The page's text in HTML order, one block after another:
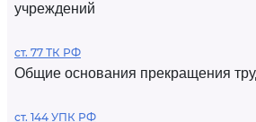
учреждений
ст. 77 ТК РФ
Общие основания прекращения
ст. 144 УПК РФ